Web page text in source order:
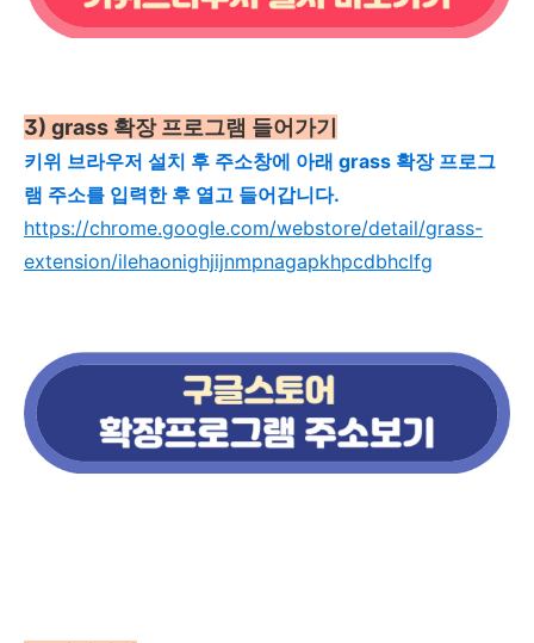
3) grass 확장 프로그램 들어가기
키위 브라우저 설치 후 주소창에 아래 grass 확장 프로그
램 주소를 입력한 후 열고 들어갑니다.
https://chrome.google.com/webstore/detail/grass-
extension/ilehaonighjijnmpnagapkhpcdbhclfg